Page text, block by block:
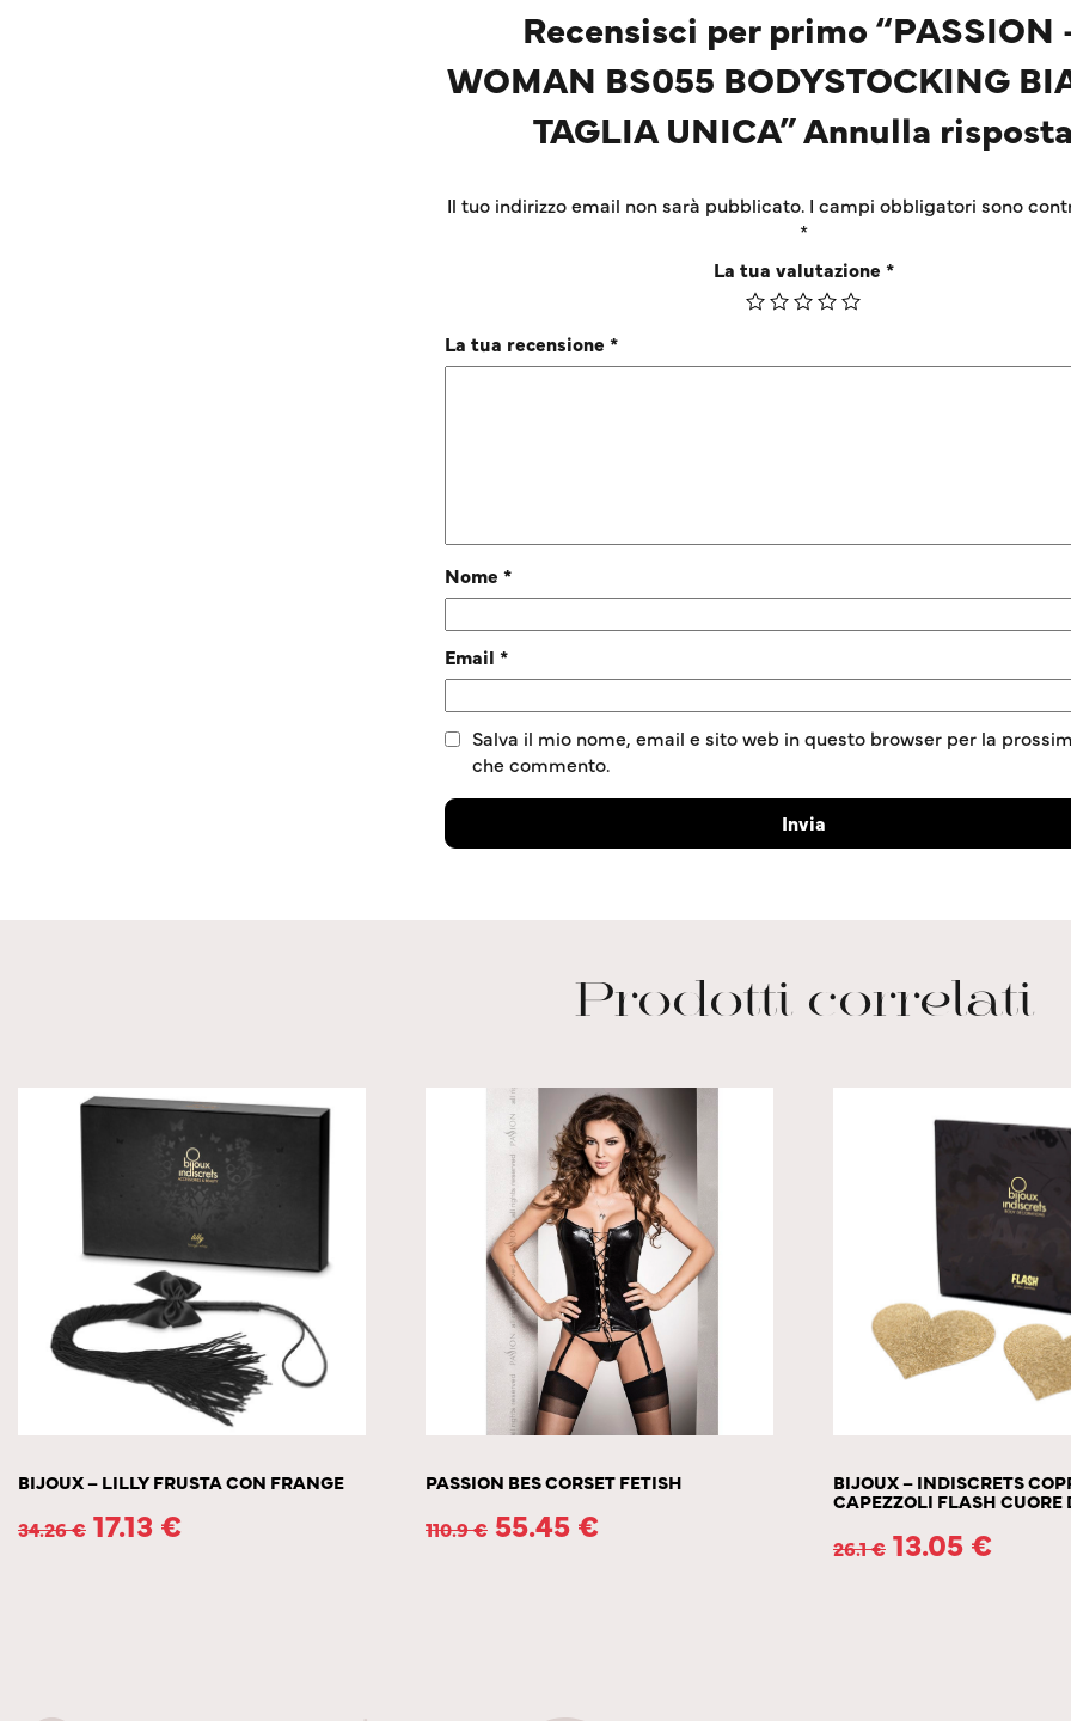
Recensisci per primo “PASSION
WOMAN BS055 BODYSTOCKING
TAGLIA UNICA” Annulla risposta
Il tuo indirizzo email non sarà pubblicato. I campi obbligatori sono
*
La tua valutazione *
La tua recensione *
Nome *
Email *
Salva il mio nome, email e sito web in questo browser per la
che commento.
Prodotti correlati
BIJOUX – LILLY FRUSTA CON FRANGE
34.26€ 17.13 €
PASSION BES CORSET FETISH
110.9€ 55.45 €
BIJOUX – INDISCRETS
CAPEZZOLI FLASH CUORE
26.1€ 13.05 €